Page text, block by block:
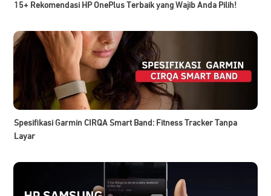
15+ Rekomendasi HP OnePlus Terbaik yang Wajib Anda Pilih!
Spesifikasi Garmin CIRQA Smart Band: Fitness Tracker Tanpa
Layar